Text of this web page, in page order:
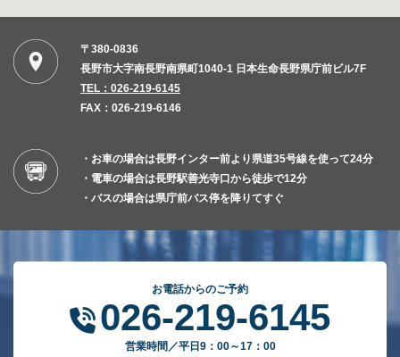
〒380-0836
長野市大字南長野南県町1040-1 日本生命長野県庁前ビル7F
TEL：026-219-6145
FAX：026-219-6146
・お車の場合は長野インター前より県道35号線を使って24分
・電車の場合は長野駅善光寺口から徒歩で12分
・バスの場合は県庁前バス停を降りてすぐ
お電話からのご予約
026-219-6145
営業時間／平日9：00～17：00